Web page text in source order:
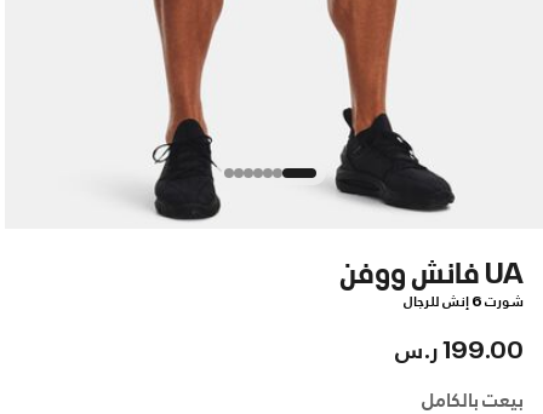
UA فانش ووفن
شورت 6 إنش للرجال
199.00 ر.س
بيعت بالكامل